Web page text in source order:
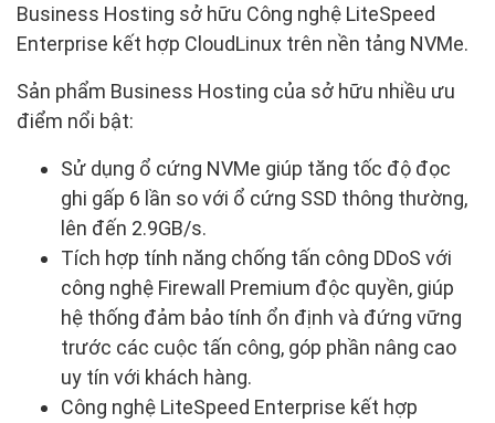
Business Hosting sở hữu Công nghệ LiteSpeed
Enterprise kết hợp CloudLinux trên nền tảng NVMe.
Sản phẩm Business Hosting của sở hữu nhiều ưu
điểm nổi bật:
Sử dụng ổ cứng NVMe giúp tăng tốc độ đọc
ghi gấp 6 lần so với ổ cứng SSD thông thường,
lên đến 2.9GB/s.
Tích hợp tính năng chống tấn công DDoS với
công nghệ Firewall Premium độc quyền, giúp
hệ thống đảm bảo tính ổn định và đứng vững
trước các cuộc tấn công, góp phần nâng cao
uy tín với khách hàng.
Công nghệ LiteSpeed Enterprise kết hợp